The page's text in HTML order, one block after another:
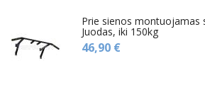
Prie sienos montuojamas
Juodas, iki 150kg
46,90 €